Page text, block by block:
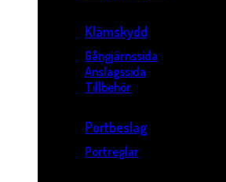
Klämskydd
Gångjärnssida
Anslagssida
Tillbehör
Portbeslag
Portreglar